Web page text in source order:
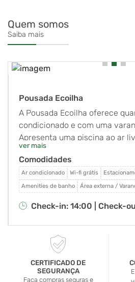
Quem somos
Saiba mais
Pousada Ecoilha
A Pousada Ecoilha oferece
condicionado e com uma
Apresenta uma piscina ao ar
por jardins. O Wi-Fi em todo o
estacionamento são gratuitos.
localizada próximo ao Parque
em uma ruela tranquila com
balsa, centro de Ilhabela, a
cachoeiras com piscinas
vistas para o jardim, todos os
Ecoilha são decorados com
equipados com uma rede,
O café-da-manhã caseiro é
varanda agradável.
ver mais
Comodidades
Ar condicionado Wi-fi grátis
Amenities de banho
Área externa /
Check-in: 14:00 | Check-
CERTIFICADO DE
SEGURANÇA
Faça compras seguras e